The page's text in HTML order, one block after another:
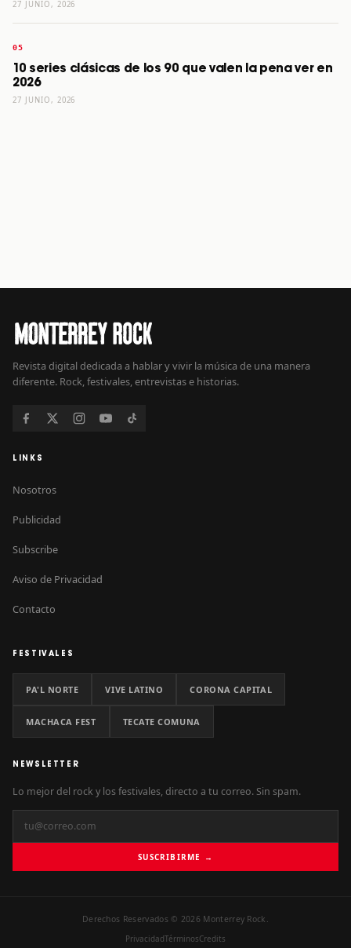
27 JUNIO, 2026
10 series clásicas de los 90 que valen la pena ver en
2026
27 JUNIO, 2026
Revista digital dedicada a hablar y vivir la música de una manera
diferente. Rock, festivales, entrevistas e historias.
LINKS
Nosotros
Publicidad
Subscribe
Aviso de Privacidad
Contacto
FESTIVALES
PA'L NORTE VIVE LATINO CORONA CAPITAL
MACHACA FEST TECATE COMUNA
NEWSLETTER
Lo mejor del rock y los festivales, directo a tu correo. Sin spam.
SUSCRIBIRME →
Derechos Reservados © 2026 Monterrey Rock.
PrivacidadTérminosCredits